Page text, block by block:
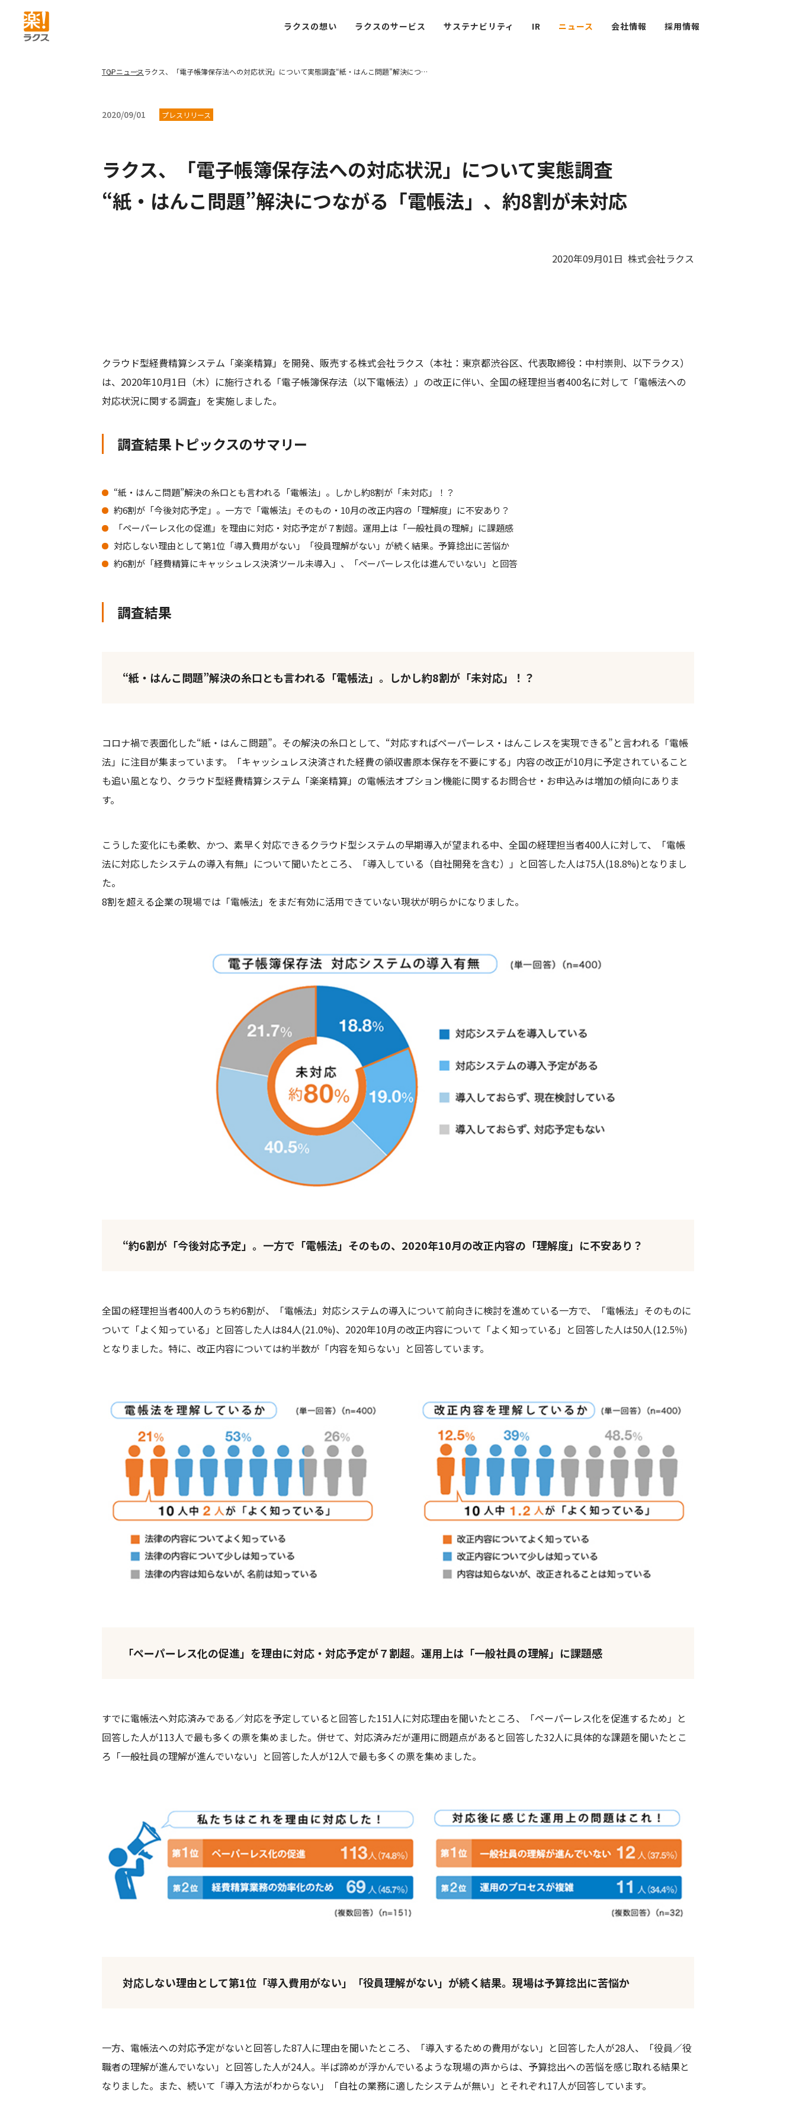
ラクスの想い ラクスのサービス サステナ ビリティ IR ニュース 会社情報 採用情報
TOPニュース ラクス、「電子帳簿保存法への対応状況」について実態調査“紙・はんこ問題”解決につながる「電帳法」、約8割が未対応
2020/09/01 プレスリリース
ラクス、「電子帳簿保存法への対応状況」について実態調査
“紙・はんこ問題”解決につながる「電帳法」、約8割が未対応
2020年09月01日 株式会社ラクス
クラウド型経費精算システム「楽楽精算」を開発、販売する株式会社ラクス（本社：東京都渋谷区、代表取締役：中村崇則、以下ラクス）
は、2020年10月1日（木）に施行される「電子帳簿保存法（以下電帳法）」の改正に伴い、全国の経理担当者400名に対して「電帳法への
対応状況に関する調査」を実施しました。
調査結果トピックスのサマリー
“紙・はんこ問題”解決の糸口とも言われる「電帳法」。しかし約8割が「未対応」！？
約6割が「今後対応予定」。一方で「電帳法」そのもの・10月の改正内容の「理解度」に不安あり？
「ペーパーレス化の促進」を理由に対応・対応予定が７割超。運用上は「一般社員の理解」に課題感
対応しない理由として第1位「導入費用がない」「役員理解がない」が続く結果。予算捻出に苦悩か
約6割が「経費精算にキャッシュレス決済ツール未導入」、「ペーパーレス化は進んでいない」と回答
調査結果
“紙・はんこ問題”解決の糸口とも言われる「電帳法」。しかし約8割が「未対応」！？
コロナ禍で表面化した“紙・はんこ問題”。その解決の糸口として、“対応すればペーパーレス・はんこレスを実現できる”と言われる「電帳
法」に注目が集まっています。「キャッシュレス決済された経費の領収書原本保存を不要にする」内容の改正が10月に予定されていること
も追い風となり、クラウド型経費精算システム「楽楽精算」の電帳法オプション機能に関するお問合せ・お申込みは増加の傾向にありま
す。
こうした変化にも柔軟、かつ、素早く対応できるクラウド型システムの早期導入が望まれる中、全国の経理担当者400人に対して、「電帳
法に対応したシステムの導入有無」について聞いたところ、「導入している（自社開発を含む）」と回答した人は75人(18.8%)となりまし
た。
8割を超える企業の現場では「電帳法」をまだ有効に活用できていない現状が明らかになりました。
“約6割が「今後対応予定」。一方で「電帳法」そのもの、2020年10月の改正内容の「理解度」に不安あり？
全国の経理担当者400人のうち約6割が、「電帳法」対応システムの導入について前向きに検討を進めている一方で、「電帳法」そのものに
ついて「よく知っている」と回答した人は84人(21.0%)、2020年10月の改正内容について「よく知っている」と回答した人は50人(12.5％)
となりました。特に、改正内容については約半数が「内容を知らない」と回答しています。
「ペーパーレス化の促進」を理由に対応・対応予定が７割超。運用上は「一般社員の理解」に課題感
すでに電帳法へ対応済みである／対応を予定していると回答した151人に対応理由を聞いたところ、「ペーパーレス化を促進するため」と
回答した人が113人で最も多くの票を集めました。併せて、対応済みだが運用に問題点があると回答した32人に具体的な課題を聞いたとこ
ろ「一般社員の理解が進んでいない」と回答した人が12人で最も多くの票を集めました。
対応しない理由として第1位「導入費用がない」「役員理解がない」が続く結果。現場は予算捻出に苦悩か
一方、電帳法への対応予定がないと回答した87人に理由を聞いたところ、「導入するための費用がない」と回答した人が28人、「役員／役
職者の理解が進んでいない」と回答した人が24人。半ば諦めが浮かんでいるような現場の声からは、予算捻出への苦悩を感じ取れる結果と
なりました。また、続いて「導入方法がわからない」「自社の業務に適したシステムが無い」とそれぞれ17人が回答しています。